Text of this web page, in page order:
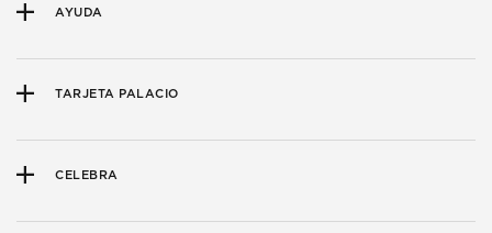
AYUDA
TARJETA PALACIO
CELEBRA